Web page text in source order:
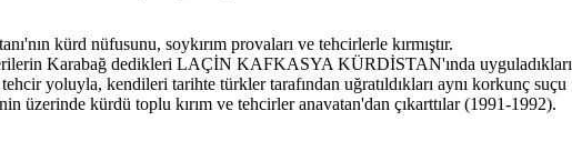
kürd nüfusunu, soykırım provaları ve tehcirlerle kırmıştır.
Karabağ dedikleri LAÇİN KAFKASYA KÜRDİSTAN'ında uyguladıkları
yoluyla, kendileri tarihte türkler tarafından uğratıldıkları aynı korkunç suçu
üzerinde kürdü toplu kırım ve tehcirler anavatan'dan çıkarttılar (1991-1992).